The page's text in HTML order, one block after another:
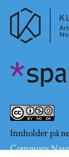
Innholder på
Commons